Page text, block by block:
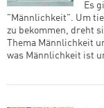
Es
"Männlichkeit". Um
zu bekommen, dreht
Thema Männlichkeit
was Männlichkeit ist